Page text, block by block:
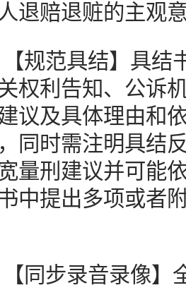
退赔退赃的主观
范具结】具结
权利告知、公诉
议及具体理由和
同时需注明具结
量刑建议并可能
中提出多项或者
步录音录像】